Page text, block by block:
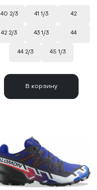
40 2/3 41 1/3 42
42 2/3 43 1/3 44
44 2/3 45 1/3
В корзину